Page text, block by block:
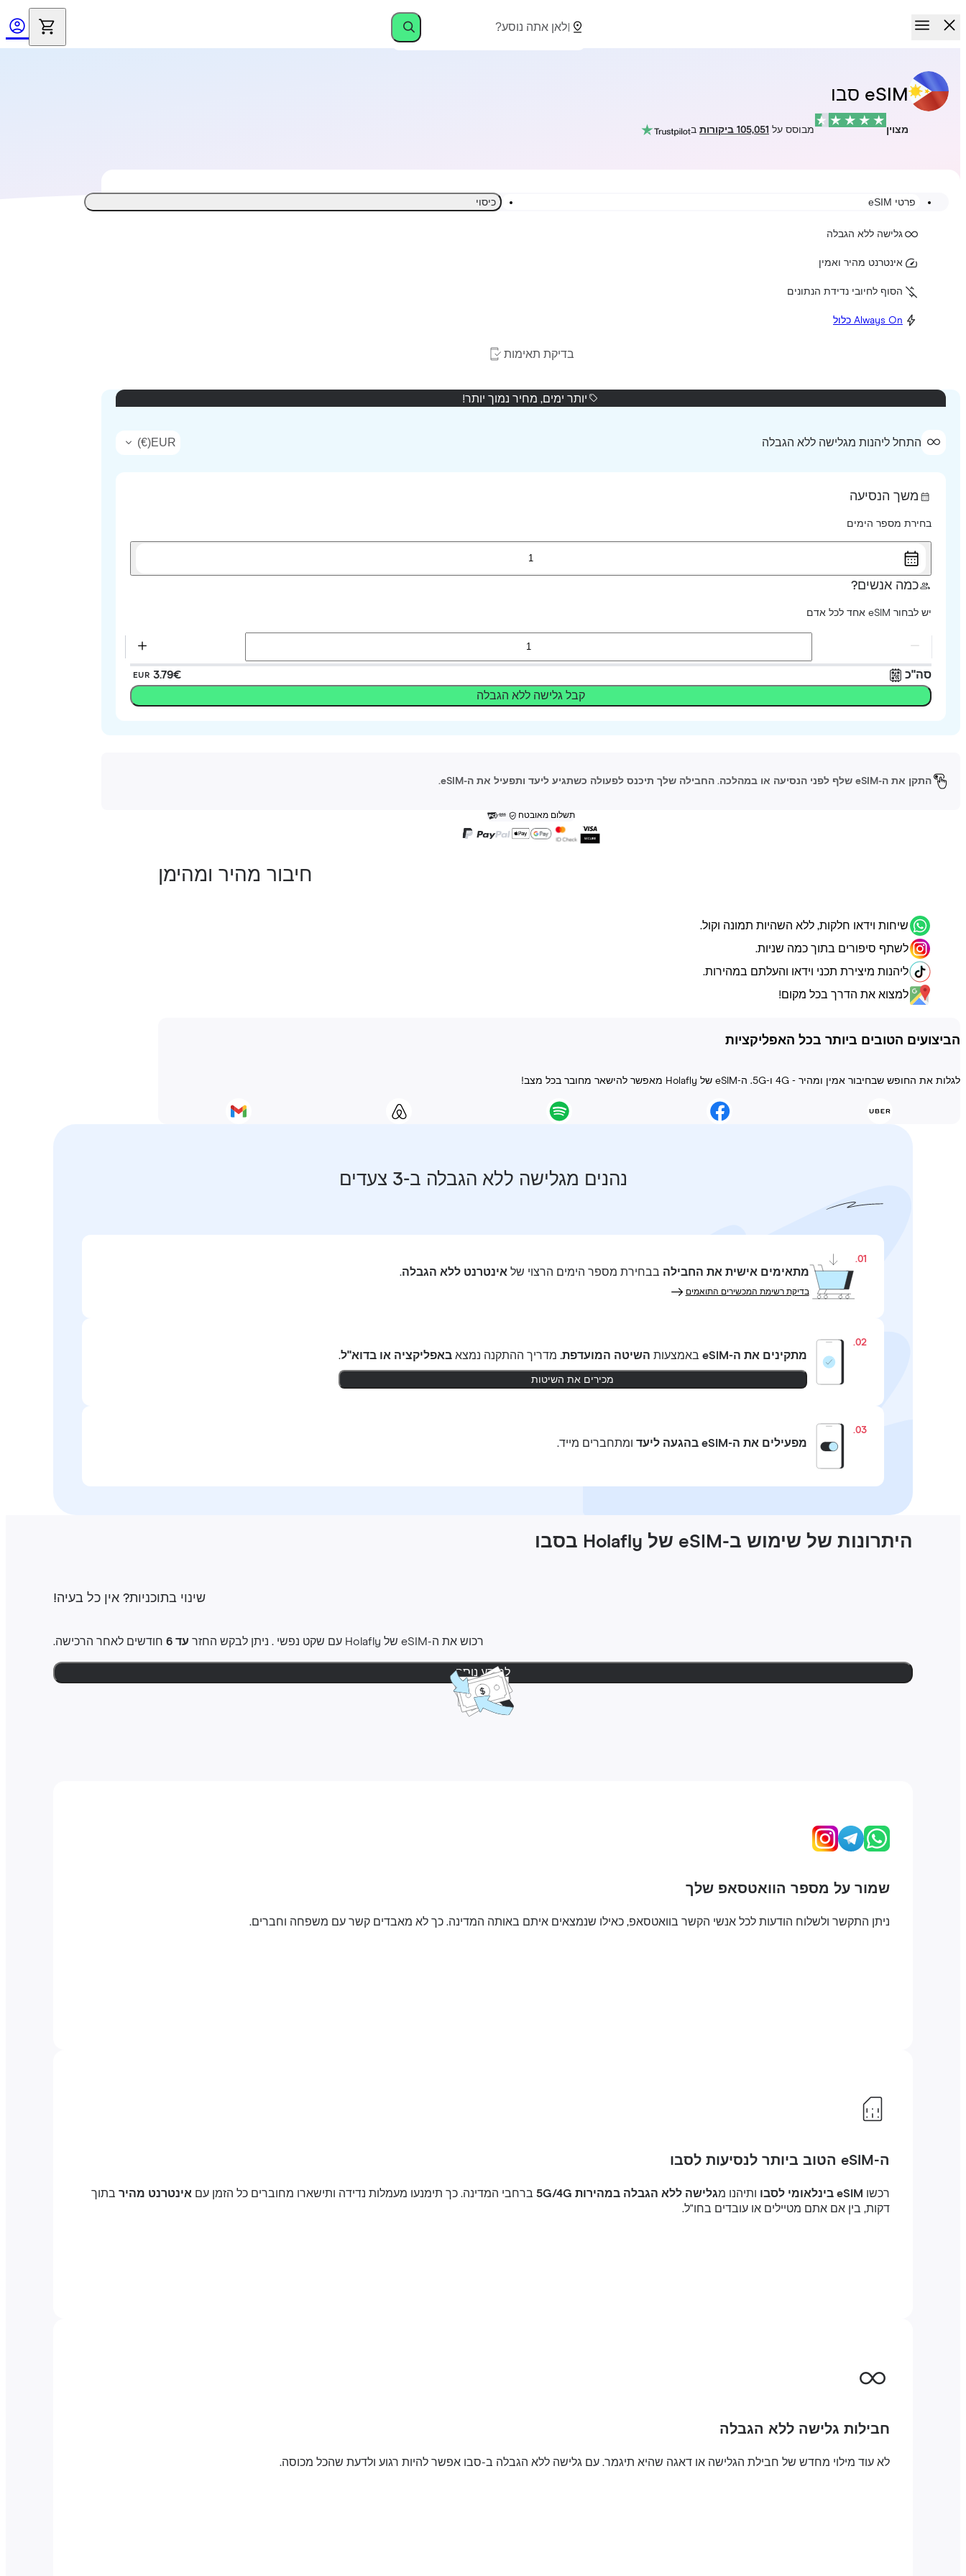
eSIM סבו
מצוין מבוסס על 105,051 ביקורות ב
פרטי eSIM כיסוי
גלישה ללא הגבלה
אינטרנט מהיר ואמין
הסוף לחיובי נדידת הנתונים
Always On כלול
בדיקת תאימות
יותר ימים, מחיר נמוך יותר!
התחל ליהנות מגלישה ללא הגבלה EUR
(
€
)
משך הנסיעה
בחירת מספר הימים
1
כמה אנשים?
יש לבחור eSIM אחד לכל אדם
סה"כ EUR ‏3.79 ‏€
קבל גלישה ללא הגבלה
התקן את ה-eSIM שלף לפני הנסיעה או במהלכה. החבילה שלך תיכנס לפעולה כשתגיע ליעד ותפעיל את ה-eSIM.
תשלום מאובטח
חיבור מהיר ומהימן
שיחות וידאו חלקות, ללא השהיות תמונה וקול.
לשתף סיפורים בתוך כמה שניות.
ליהנות מיצירת תכני וידאו והעלתם במהירות.
למצוא את הדרך בכל מקום!
הביצועים הטובים ביותר בכל האפליקציות
לגלות את החופש שבחיבור אמין ומהיר - 4G ו-5G. ה-eSIM של Holafly מאפשר להישאר מחובר בכל מצב!
נהנים מגלישה ללא הגבלה ב-3 צעדים
01.
מתאימים אישית את החבילה בבחירת מספר הימים הרצוי של אינטרנט ללא הגבלה.
בדיקת רשימת המכשירים התואמים
02.
מתקינים את ה-eSIM באמצעות השיטה המועדפת. מדריך ההתקנה נמצאבאפליקציה או בדוא"ל.
מכירים את השיטות
03.
מפעילים את ה-eSIM בהגעה ליעד ומתחברים מייד.
היתרונות של שימוש ב-eSIM של Holafly בסבו
שינוי בתוכניות‎? אין כל בעיה‎!
רכוש את ה-‎eSIM שלHolafly ‎ עם שקט נפשי ‎. ניתן לבקש החזר עד 6 חודשים לאחר הרכישה.
למידע נוסף
שמור על מספר הוואטסאפ שלך
ניתן התקשר ולשלוח הודעות לכל אנשי הקשר בוואטסאפ, כאילו שנמצאים איתם באותה המדינה. כך לא מאבדים קשר עם משפחה וחברים.
ה-eSIM הטוב ביותר לנסיעות לסבו
רכשו eSIM בינלאומי לסבו ותיהנו מגלישה ללא הגבלה במהירות 5G/4G ברחבי המדינה. כך תימנעו מעמלות נדידה ותישארו מחוברים כל הזמן עםאינטרנט מהיר בתוך
דקות, בין אם אתם מטיילים או עובדים בחו"ל.
חבילות גלישה ללא הגבלה
לא עוד מילוי מחדש של חבילת הגלישה או דאגה שהיא תיגמר. עם גלישה ללא הגבלה ב-סבו אפשר להיות רגוע ולדעת שהכל מכוסה.